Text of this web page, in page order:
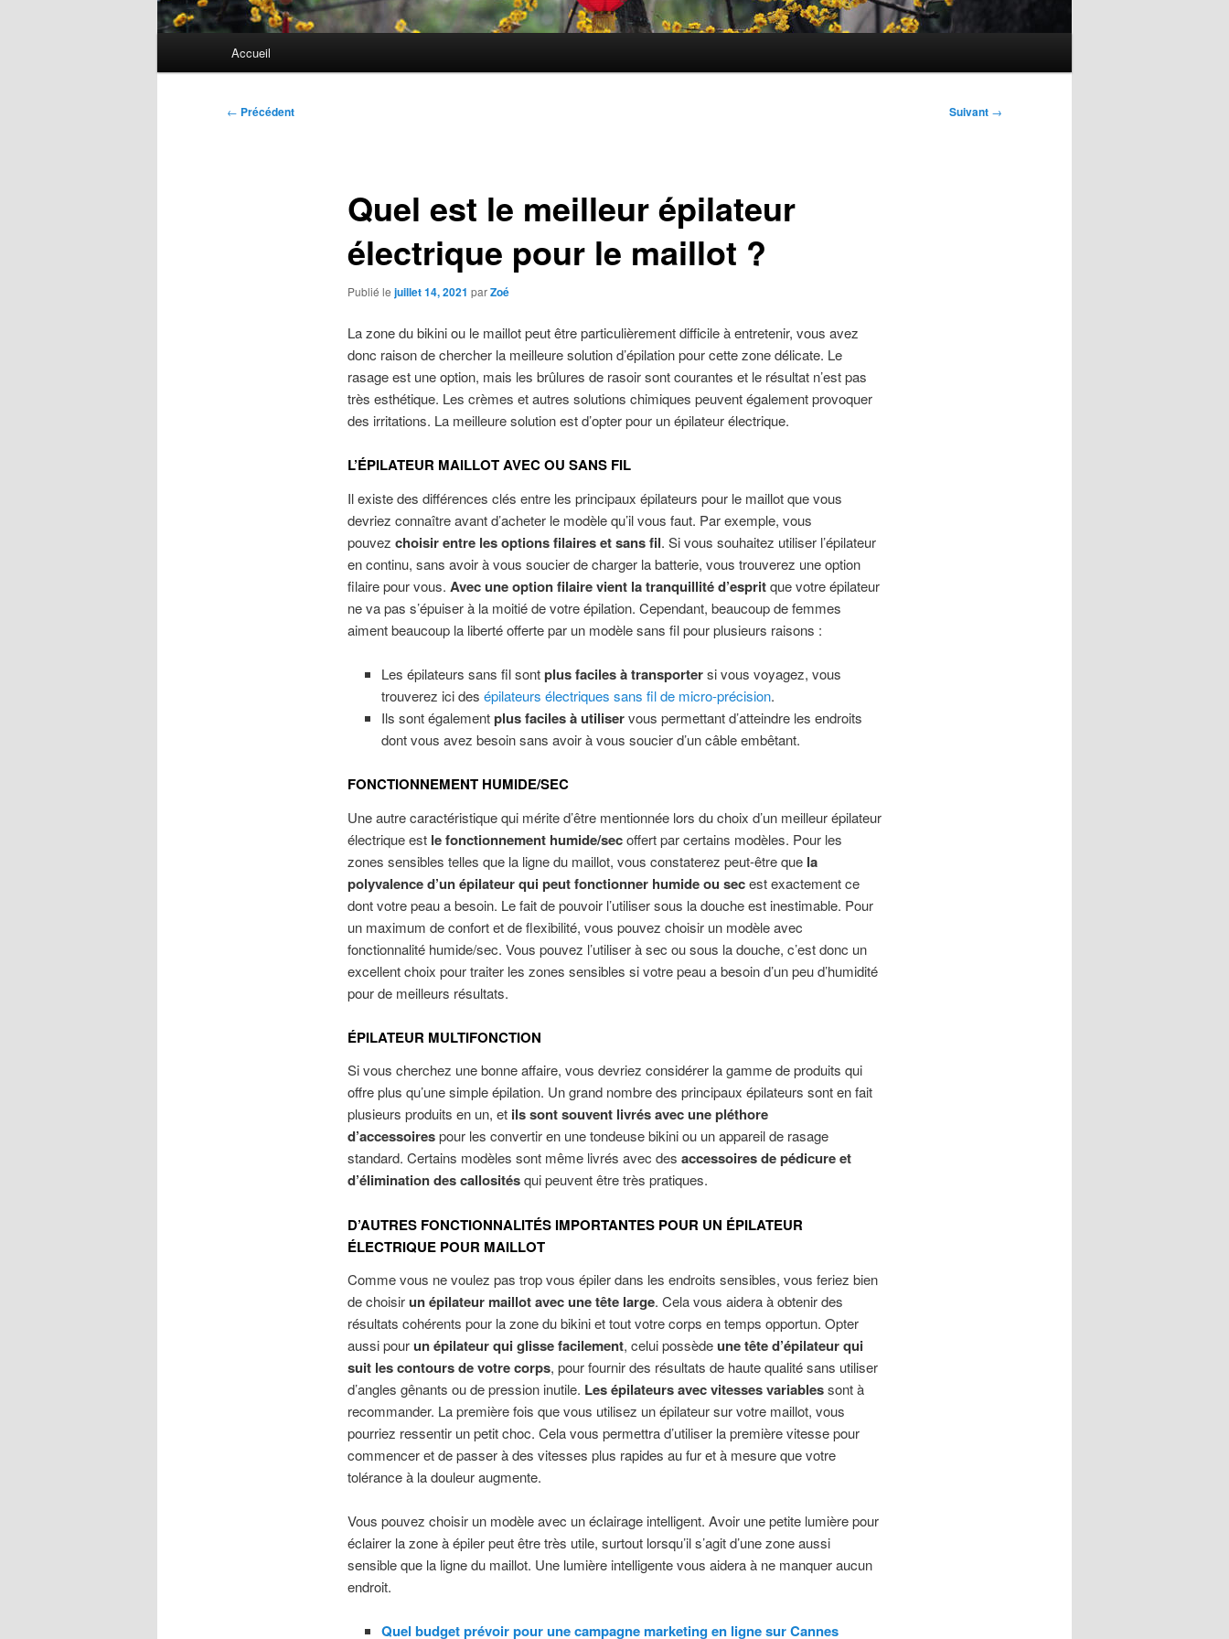
Accueil
Navigation
← Précédent Suivant →
Quel est le meilleur épilateur
électrique pour le maillot ?
Publié le juillet 14, 2021 parZoé
La zone du bikini ou le maillot peut être particulièrement difficile à entretenir, vous avez
donc raison de chercher la meilleure solution d’épilation pour cette zone délicate. Le
rasage est une option, mais les brûlures de rasoir sont courantes et le résultat n’est pas
très esthétique. Les crèmes et autres solutions chimiques peuvent également provoquer
des irritations. La meilleure solution est d’opter pour un épilateur électrique.
L’ÉPILATEUR MAILLOT AVEC OU SANS FIL
Il existe des différences clés entre les principaux épilateurs pour le maillot que vous
devriez connaître avant d’acheter le modèle qu’il vous faut. Par exemple, vous
pouvez choisir entre les options filaires et sans fil. Si vous souhaitez utiliser l’épilateur
en continu, sans avoir à vous soucier de charger la batterie, vous trouverez une option
filaire pour vous. Avec une option filaire vient la tranquillité d’espritque votre épilateur
ne va pas s’épuiser à la moitié de votre épilation. Cependant, beaucoup de femmes
aiment beaucoup la liberté offerte par un modèle sans fil pour plusieurs raisons :
Les épilateurs sans fil sontplus faciles à transportersi vous voyagez, vous
trouverez ici desépilateurs électriques sans fil de micro-précision.
Ils sont égalementplus faciles à utiliservous permettant d’atteindre les endroits
dont vous avez besoin sans avoir à vous soucier d’un câble embêtant.
FONCTIONNEMENT HUMIDE/SEC
Une autre caractéristique qui mérite d’être mentionnée lors du choix d’un meilleur épilateur
électrique est le fonctionnement humide/secoffert par certains modèles. Pour les
zones sensibles telles que la ligne du maillot, vous constaterez peut-être que la
polyvalence d’un épilateur qui peut fonctionner humide ou secest exactement ce
dont votre peau a besoin. Le fait de pouvoir l’utiliser sous la douche est inestimable. Pour
un maximum de confort et de flexibilité, vous pouvez choisir un modèle avec
fonctionnalité humide/sec. Vous pouvez l’utiliser à sec ou sous la douche, c’est donc un
excellent choix pour traiter les zones sensibles si votre peau a besoin d’un peu d’humidité
pour de meilleurs résultats.
ÉPILATEUR MULTIFONCTION
Si vous cherchez une bonne affaire, vous devriez considérer la gamme de produits qui
offre plus qu’une simple épilation. Un grand nombre des principaux épilateurs sont en fait
plusieurs produits en un, et ils sont souvent livrés avec une pléthore
d’accessoirespour les convertir en une tondeuse bikini ou un appareil de rasage
standard. Certains modèles sont même livrés avec des accessoires de pédicure et
d’élimination des callositésqui peuvent être très pratiques.
D’AUTRES FONCTIONNALITÉS IMPORTANTES POUR UN ÉPILATEUR
ÉLECTRIQUE POUR MAILLOT
Comme vous ne voulez pas trop vous épiler dans les endroits sensibles, vous feriez bien
de choisirun épilateur maillot avec une tête large. Cela vous aidera à obtenir des
résultats cohérents pour la zone du bikini et tout votre corps en temps opportun. Opter
aussi pourun épilateur qui glisse facilement, celui possèdeune tête d’épilateur qui
suit les contours de votre corps, pour fournir des résultats de haute qualité sans utiliser
d’angles gênants ou de pression inutile. Les épilateurs avec vitesses variablessont à
recommander. La première fois que vous utilisez un épilateur sur votre maillot, vous
pourriez ressentir un petit choc. Cela vous permettra d’utiliser la première vitesse pour
commencer et de passer à des vitesses plus rapides au fur et à mesure que votre
tolérance à la douleur augmente.
Vous pouvez choisir un modèle avec un éclairage intelligent. Avoir une petite lumière pour
éclairer la zone à épiler peut être très utile, surtout lorsqu’il s’agit d’une zone aussi
sensible que la ligne du maillot. Une lumière intelligente vous aidera à ne manquer aucun
endroit.
Quel budget prévoir pour une campagne marketing en ligne sur Cannes